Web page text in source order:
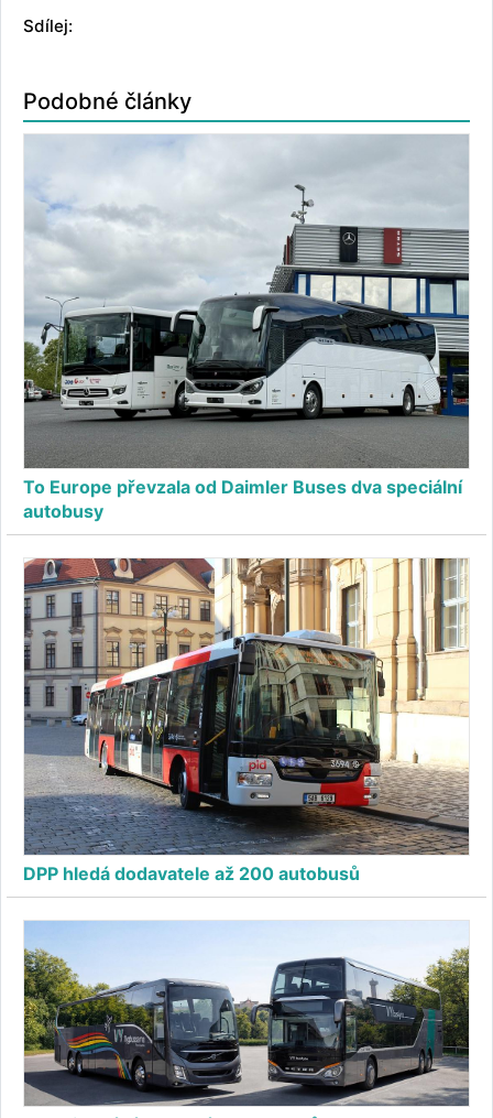
Sdílej:
Podobné články
To Europe převzala od Daimler Buses dva speciální
autobusy
DPP hledá dodavatele až 200 autobusů